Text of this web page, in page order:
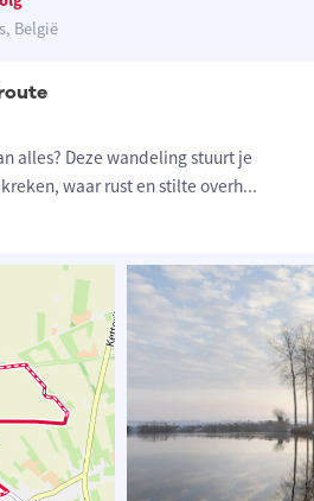
België
alles? Deze wandeling stuurt je
waar rust en stilte overh...